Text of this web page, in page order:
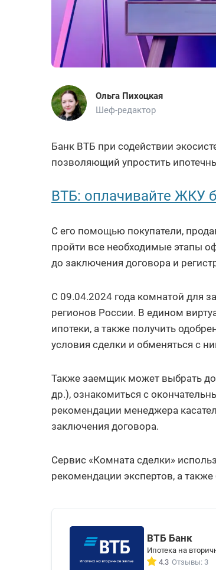
Ольга Пихоцкая
Шеф-редактор
Банк ВТБ при содействии
позволяющий упростить
ВТБ: оплачивайте ЖКУ
С его помощью покупатели,
пройти все необходимые этапы
до заключения договора и
С 09.04.2024 года комнатой для
регионов России. В едином
ипотеки, а также получить
условия сделки и обменяться с
Также заемщик может выбрать
др.), ознакомиться с
рекомендации менеджера
заключения договора.
Сервис «Комната сделки»
рекомендации экспертов, а
ВТБ Банк
Ипотека на
4.3 Отзывы: 3